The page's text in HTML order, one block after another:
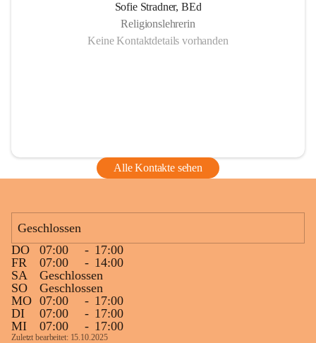
Sofie Stradner, BEd
Religionslehrerin
Keine Kontaktdetails vorhanden
Alle Kontakte sehen
Geschlossen
DO
07:00 - 17:00
FR
07:00 - 14:00
SA
Geschlossen
SO
Geschlossen
MO 07:00 - 17:00
DI
07:00 - 17:00
MI
07:00 - 17:00
Zuletzt bearbeitet: 15.10.2025